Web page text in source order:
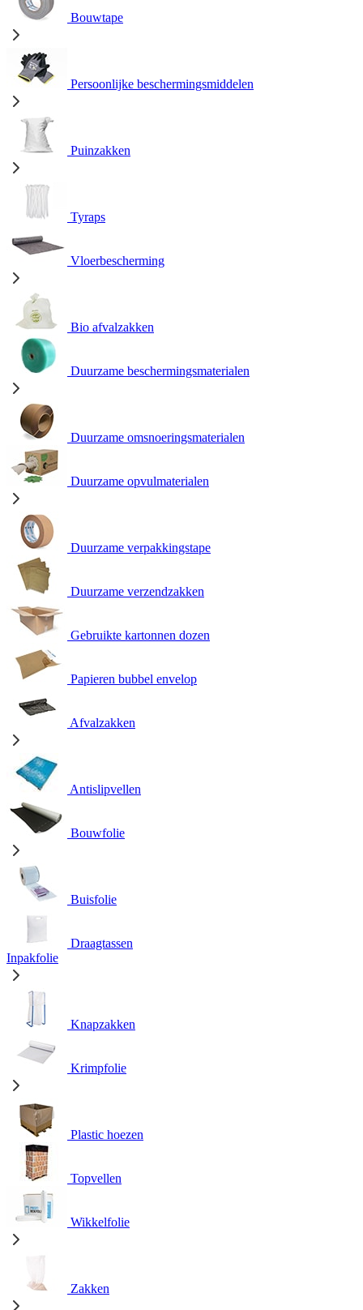
Bouwtape
Persoonlijke beschermingsmiddelen
Puinzakken
Tyraps
Vloerbescherming
Bio afvalzakken
Duurzame beschermingsmaterialen
Duurzame omsnoeringsmaterialen
Duurzame opvulmaterialen
Duurzame verpakkingstape
Duurzame verzendzakken
Gebruikte kartonnen dozen
Papieren bubbel envelop
Afvalzakken
Antislipvellen
Bouwfolie
Buisfolie
Draagtassen
Inpakfolie
Knapzakken
Krimpfolie
Plastic hoezen
Topvellen
Wikkelfolie
Zakken